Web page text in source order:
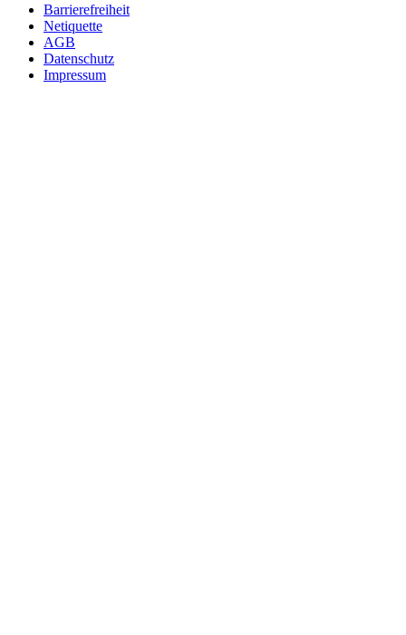
Barrierefreiheit
Netiquette
AGB
Datenschutz
Impressum